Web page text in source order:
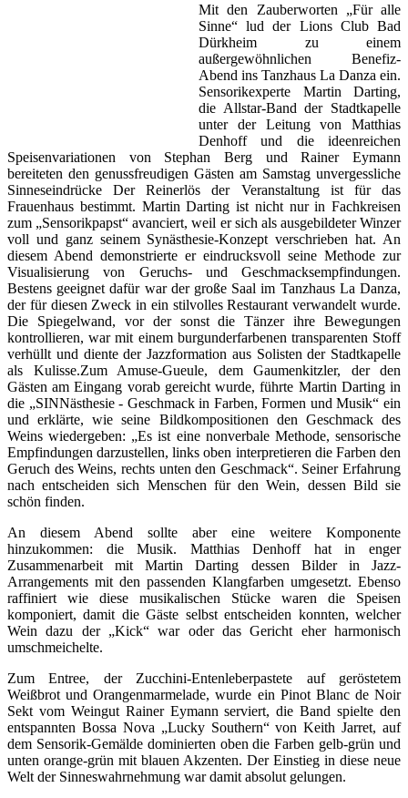
Mit den Zauberworten „Für alle
Sinne“ lud der Lions Club Bad
Dürkheim zu einem
außergewöhnlichen Benefiz-
Abend ins Tanzhaus La Danza ein.
Sensorikexperte Martin Darting,
die Allstar-Band der Stadtkapelle
unter der Leitung von Matthias
Denhoff und die ideenreichen
Speisenvariationen von Stephan Berg und Rainer Eymann
bereiteten den genussfreudigen Gästen am Samstag unvergessliche
Sinneseindrücke Der Reinerlös der Veranstaltung ist für das
Frauenhaus bestimmt. Martin Darting ist nicht nur in Fachkreisen
zum „Sensorikpapst“ avanciert, weil er sich als ausgebildeter Winzer
voll und ganz seinem Synästhesie-Konzept verschrieben hat. An
diesem Abend demonstrierte er eindrucksvoll seine Methode zur
Visualisierung von Geruchs- und Geschmacksempfindungen.
Bestens geeignet dafür war der große Saal im Tanzhaus La Danza,
der für diesen Zweck in ein stilvolles Restaurant verwandelt wurde.
Die Spiegelwand, vor der sonst die Tänzer ihre Bewegungen
kontrollieren, war mit einem burgunderfarbenen transparenten Stoff
verhüllt und diente der Jazzformation aus Solisten der Stadtkapelle
als Kulisse.Zum Amuse-Gueule, dem Gaumenkitzler, der den
Gästen am Eingang vorab gereicht wurde, führte Martin Darting in
die „SINNästhesie - Geschmack in Farben, Formen und Musik“ ein
und erklärte, wie seine Bildkompositionen den Geschmack des
Weins wiedergeben: „Es ist eine nonverbale Methode, sensorische
Empfindungen darzustellen, links oben interpretieren die Farben den
Geruch des Weins, rechts unten den Geschmack“. Seiner Erfahrung
nach entscheiden sich Menschen für den Wein, dessen Bild sie
schön finden.
An diesem Abend sollte aber eine weitere Komponente
hinzukommen: die Musik. Matthias Denhoff hat in enger
Zusammenarbeit mit Martin Darting dessen Bilder in Jazz-
Arrangements mit den passenden Klangfarben umgesetzt. Ebenso
raffiniert wie diese musikalischen Stücke waren die Speisen
komponiert, damit die Gäste selbst entscheiden konnten, welcher
Wein dazu der „Kick“ war oder das Gericht eher harmonisch
umschmeichelte.
Zum Entree, der Zucchini-Entenleberpastete auf geröstetem
Weißbrot und Orangenmarmelade, wurde ein Pinot Blanc de Noir
Sekt vom Weingut Rainer Eymann serviert, die Band spielte den
entspannten Bossa Nova „Lucky Southern“ von Keith Jarret, auf
dem Sensorik-Gemälde dominierten oben die Farben gelb-grün und
unten orange-grün mit blauen Akzenten. Der Einstieg in diese neue
Welt der Sinneswahrnehmung war damit absolut gelungen.